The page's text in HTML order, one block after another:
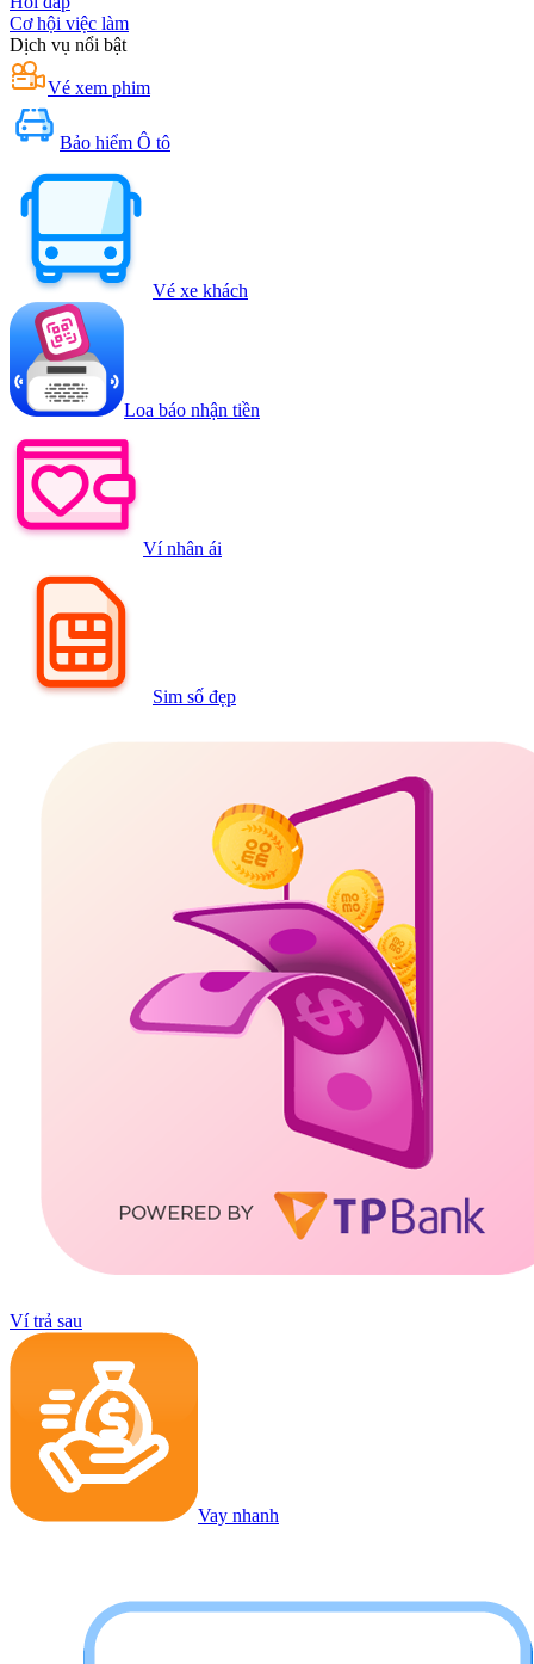
Cơ hội việc làm
Dịch vụ nổi bật
Vé xem phim
Bảo hiểm Ô tô
Vé xe khách
Loa báo nhận tiền
Ví nhân ái
Sim số đẹp
Ví trả sau
Vay nhanh